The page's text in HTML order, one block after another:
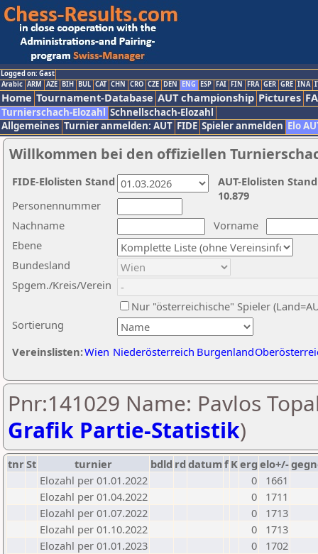
Logged on: Gast
Arabic ARM AZE BIH BUL CAT CHN CRO CZE DEN ENG ESP FAI FIN FRA GER GRE INA
Home Tournament-Database AUT championship Pictures
Turnierschach-Elozahl Schnellschach-Elozahl
Allgemeines Turnier anmelden: AUT FIDE Spieler anmelden Elo
Willkommen bei den offiziellen
Nachname
Vorname
Ebene
Sortierung
Personennummer
Bundesland
Spgem./Kreis/Verein
Nur "österreichische" Spieler
Vereinslisten:Wien Niederösterreich Burgenland
AUT-Elolisten
10.879
FIDE-Elolisten Stand
Pnr:141029 Name: Pavlos
Grafik Partie-Statistik)
tnrSt turnier bdld rd datumf Kerg elo+/-
Elozahl per 01.01.2022
0
1661
Elozahl per 01.04.2022
0
1711
Elozahl per 01.07.2022
0
1713
Elozahl per 01.10.2022
0
1713
Elozahl per 01.01.2023
0
1702